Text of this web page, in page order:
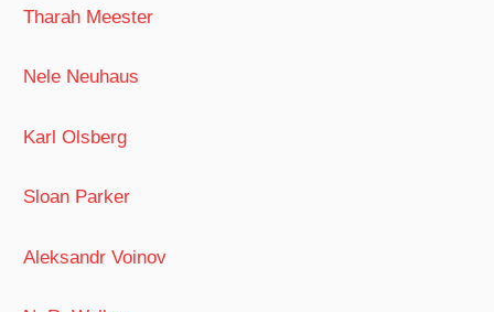
Tharah Meester
Nele Neuhaus
Karl Olsberg
Sloan Parker
Aleksandr Voinov